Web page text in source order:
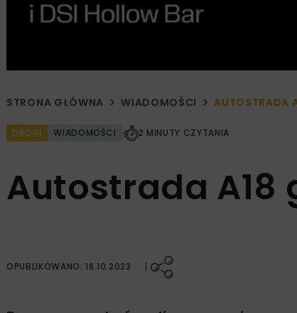
STRONA GŁÓWNA WIADOMOŚCI AUTOSTRADA
DROGI WIADOMOŚCI 2 MINUTY CZYTANIA
Autostrada A18
OPUBLIKOWANO: 18.10.2023